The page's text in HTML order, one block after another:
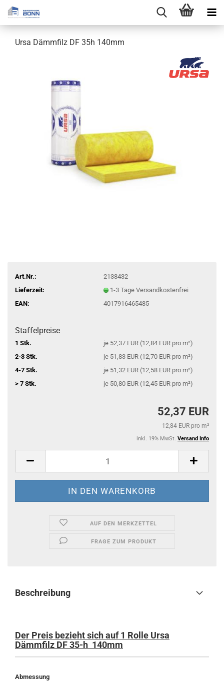
Ursa Dämmfilz DF 35h 140mm
Art.Nr.:
2138432
Lieferzeit:
1-3 Tage Versandkostenfrei
EAN:
4017916465485
Staffelpreise
1 Stk.
je 52,37 EUR (12,84 EUR pro m²)
2-3 Stk.
je 51,83 EUR (12,70 EUR pro m²)
4-7 Stk.
je 51,32 EUR (12,58 EUR pro m²)
> 7 Stk.
je 50,80 EUR (12,45 EUR pro m²)
52,37 EUR
12,84 EUR pro m²
inkl. 19% MwSt. Versand Info
AUF DEN MERKZETTEL
FRAGE ZUM PRODUKT
Beschreibung
Der Preis bezieht sich auf 1 Rolle Ursa
Dämmfilz DF 35-h 140mm
Abmessung